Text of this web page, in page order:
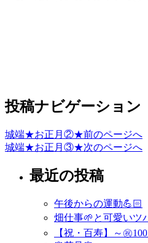
投稿ナビゲーション
城端★お正月②★前のページへ
城端★お正月③★次のページへ
最近の投稿
午後からの運動💪🏻
畑仕事🌱と可愛いツ
【祝・百寿】～㊗️